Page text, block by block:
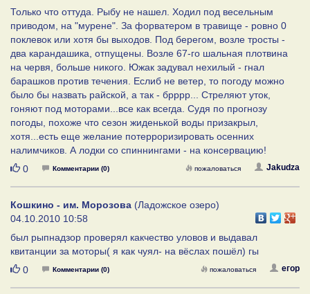
Только что оттуда. Рыбу не нашел. Ходил под весельным
приводом, на "мурене". За форватером в травище - ровно 0
поклевок или хотя бы выходов. Под берегом, возле тросты -
два карандашика, отпущены. Возле 67-го шальная плотвина
на червя, больше никого. Южак задувал нехилый - гнал
барашков против течения. Еслиб не ветер, то погоду можно
было бы назвать райской, а так - брррр... Стреляют уток,
гоняют под моторами...все как всегда. Судя по прогнозу
погоды, похоже что сезон жиденькой воды призакрыл,
хотя...есть еще желание потерроризировать осенних
налимчиков. А лодки со спиннингами - на консервацию!
Нравится
0 Комментарии (0) Jakudza
пожаловаться
Кошкино - им. Морозова (Ладожское озеро)
04.10.2010 10:58
был рыпнадзор проверял какчество уловов и выдавал
квитанции за моторы( я как чуял- на вёслах пошёл) гы
Нравится
0 Комментарии (0) егор
пожаловаться